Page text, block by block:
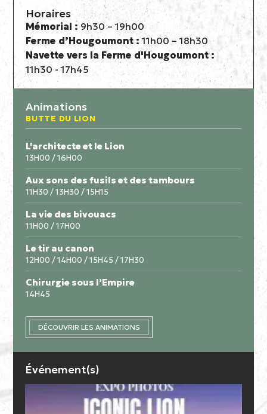
Horaires
Mémorial : 9h30 – 19h00
Ferme d’Hougoumont :11h00 – 18h30
Navette vers la Ferme d'Hougoumont :
11h30 - 17h45
Animations
BUTTE DU LION
L'architecte et le Lion
13H00 / 16H00
Aux sons des fusils et des tambours
11H30 / 13H30 / 15H15
La vie des bivouacs
11H00 / 17H00
Le tir au canon
12H00 / 14H00 / 15H45 / 17H30
Chirurgie sous l’Empire
14H45
DÉCOUVRIR LES ANIMATIONS
Événement(s)